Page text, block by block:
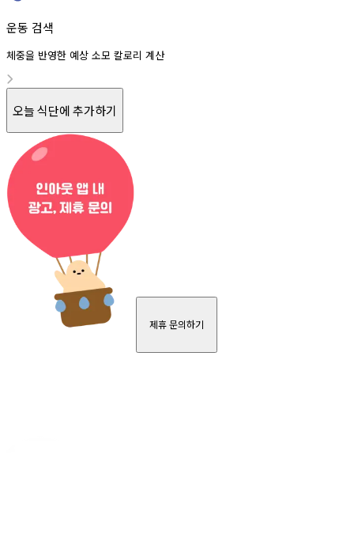
운동 검색
체중을 반영한 예상 소모 칼로리 계산
오늘 식단에 추가하기
제휴 문의하기